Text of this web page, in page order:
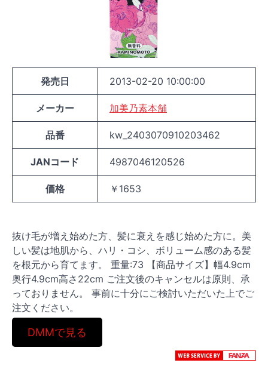
発売日 2013-02-20 10:00:00
メーカー 加美乃素本舗
品番 kw_2403070910203462
JANコード 4987046120526
価格 ￥1653
抜け毛が増え始めた方、髪に衰えを感じ始めた方に。美
しい髪は地肌から、ハリ・コシ、ボリューム感のある髪
を根元から育てます。 重量:73 【商品サイズ】幅4.9cm
奥行4.9cm高さ22cm ご注文後のキャンセルは原則、承
っておりません。 事前に十分にご検討いただいた上でご
注文ください。
DMMで見る